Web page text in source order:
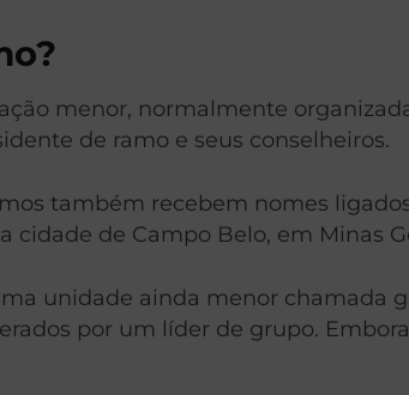
menor, normalmente
de ramo e seus conselheiros.
também recebem nomes
cidade de Campo Belo, em Minas
unidade ainda menor chamada
por um líder de grupo.